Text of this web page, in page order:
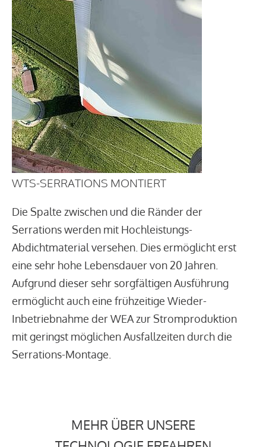
WTS-SERRATIONS MONTIERT
Die Spalte zwischen und die Ränder der
Serrations werden mit Hochleistungs-
Abdichtmaterial versehen. Dies ermöglicht erst
eine sehr hohe Lebensdauer von 20 Jahren.
Aufgrund dieser sehr sorgfältigen Ausführung
ermöglicht auch eine frühzeitige Wieder-
Inbetriebnahme der WEA zur Stromproduktion
mit geringst möglichen Ausfallzeiten durch die
Serrations-Montage.
MEHR ÜBER UNSERE